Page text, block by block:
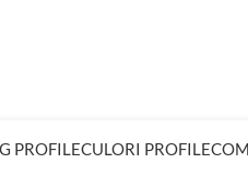
PROFILECULORI PROFILE